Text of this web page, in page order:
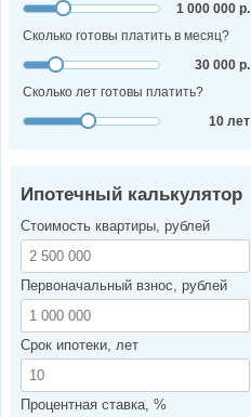
1 000 000 р.
Сколько готовы платить в месяц?
30 000 р.
Сколько лет готовы платить?
10 лет
Ипотечный калькулятор
Стоимость квартиры, рублей
Первоначальный взнос, рублей
Срок ипотеки, лет
Процентная ставка, %